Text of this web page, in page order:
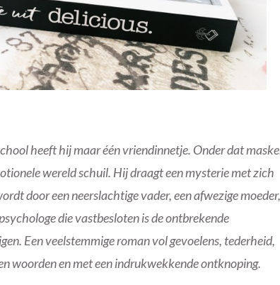
heeft hij maar één vriendinnetje. Onder dat
wereld schuil. Hij draagt een mysterie met zich
door een neerslachtige vader, een afwezige moeder,
die vastbesloten is de ontbrekende
Een veelstemmige roman vol gevoelens, tederheid,
woorden en met een indrukwekkende ontknoping.